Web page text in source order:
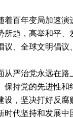
年变局加速演
趋，高举和平
、全球文明倡
治党永远在路
持党的先进性
，坚决打好反
代坚持和发展